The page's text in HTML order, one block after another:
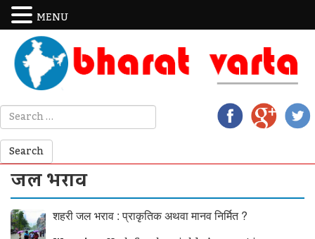
जल भराव
शहरी जल भराव : प्राकृतिक अथवा मानव निर्मित ?
MENU